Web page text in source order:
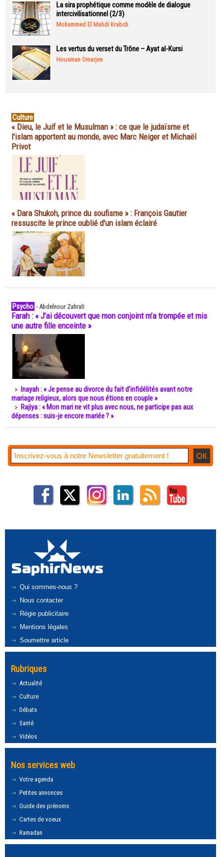
La sira prophétique comme modèle de dialogue
intercivilisationnel (2/3)
Mohammed El Mahdi Krabch
Les vertus du verset du Trône – Ayat al-Kursi
Housman Omarjee
Culture
« Dieu, le Juif et le Musulman » : ce que le judaïsme et
l'islam apportent au monde, avec Marc Neiger et Michaël
Privot
« Dara Shukoh, prince du soufisme » : François Gautier
ressuscite le prince oublié d'un islam éclairé
Psycho -Abdelnour Zahrali
Farah : « J’ai découvert que mon conjoint m’a trompée et mis
une autre fille enceinte »
Inayah : « Je pense au divorce du fait d’infidélités avant notre
mariage religieux, alors que nous étions en couple »
Rajiya : « Mon mari ne vit plus avec nous, ne participe pas aux
dépenses : suis-je encore mariée ? »
Qui sommes-nous ?
Nous contacter
Régie publicitaire
Mentions légales
Soumettre article
Rubriques
Actualité
Culture
Débats
Santé
Vidéos
Nos services web
Votre agenda
Petites annonces
Guide des prénoms
Cartes de voeux
Ramadan